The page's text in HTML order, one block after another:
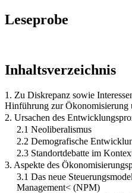
Leseprobe
Inhaltsverzeichnis
1. Zu Diskrepanz sowie
Hinführung zur Ökonomisierung
2. Ursachen des
2.1 Neoliberalismus
2.2 Demografische
2.3 Standortdebatte im
3. Aspekte des
3.1 Das neue
Management< (NPM)